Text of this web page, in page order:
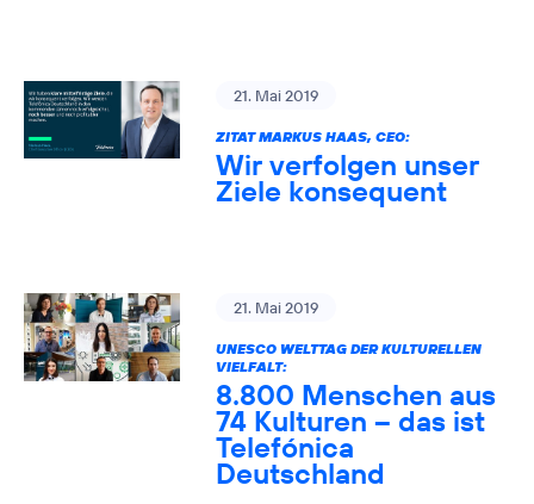
21. Mai 2019
ZITAT MARKUS HAAS, CEO:
Wir verfolgen unser
Ziele konsequent
21. Mai 2019
UNESCO WELTTAG DER KULTURELLEN
VIELFALT:
8.800 Menschen aus
74 Kulturen – das ist
Telefónica
Deutschland